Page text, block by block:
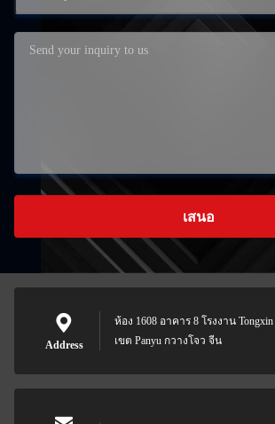
เสนอ
Address
ห้อง 1608 อาคาร 8 โรงงาน
เขต Panyu กวางโจว จีน